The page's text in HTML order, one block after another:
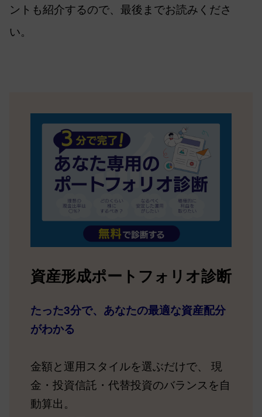
ントも紹介するので、最後までお読みくださ
い。
資産形成ポートフォリオ診断
たった3分で、あなたの最適な資産配分
がわかる
金額と運用スタイルを選ぶだけで、 現
金・投資信託・代替投資のバランスを自
動算出。